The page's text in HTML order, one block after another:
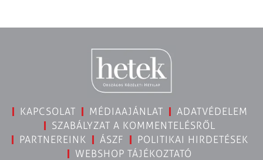
KAPCSOLAT MÉDIAAJÁNLAT
ADATVÉDELEM
SZABÁLYZAT A KOMMENTELÉSRŐL
PARTNEREINK
ÁSZF
POLITIKAI HIRDETÉSEK
WEBSHOP TÁJÉKOZTATÓ